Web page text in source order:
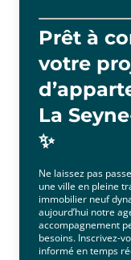
Prêt à
votre
La
✨
Ne laissez pas
une ville en pleine
immobilier neuf
aujourd’hui notre
accompagnement
besoins. Inscrivez-
informé en temps